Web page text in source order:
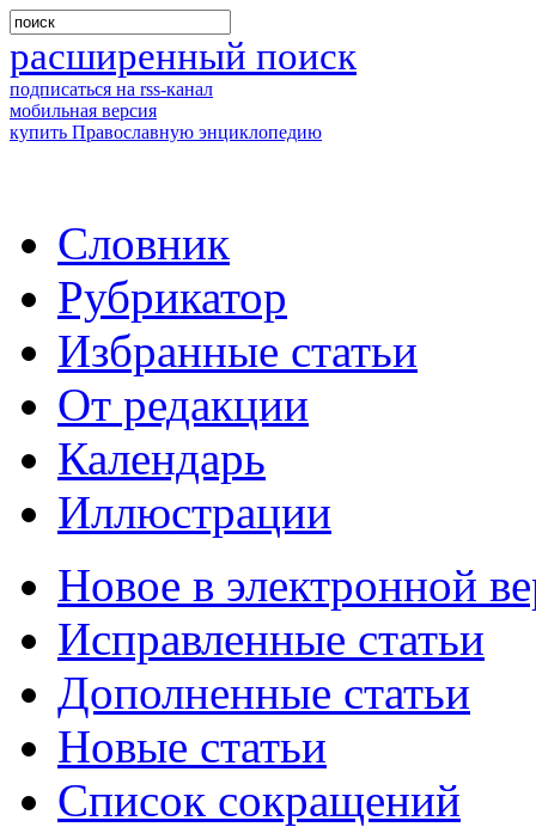
расширенный поиск
подписаться на rss-канал
мобильная версия
купить Православную энциклопедию
Словник
Рубрикатор
Избранные статьи
От редакции
Календарь
Иллюстрации
Новое в электронной
Исправленные статьи
Дополненные статьи
Новые статьи
Список сокращений